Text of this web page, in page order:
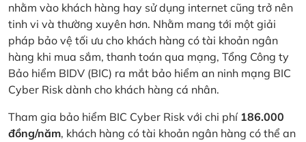
nhằm vào khách hàng hay sử dụng internet cũng trở nên
tinh vi và thường xuyên hơn. Nhằm mang tới một giải
pháp bảo vệ tối ưu cho khách hàng có tài khoản ngân
hàng khi mua sắm, thanh toán qua mạng, Tổng Công ty
Bảo hiểm BIDV (BIC) ra mắt bảo hiểm an ninh mạng BIC
Cyber Risk dành cho khách hàng cá nhân.
Tham gia bảo hiểm BIC Cyber Risk với chi phí 186.000
đồng/năm, khách hàng có tài khoản ngân hàng có thể an